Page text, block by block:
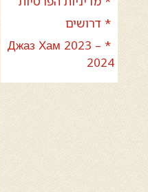
* דרושים
* Джаз Хам 2023 –
2024